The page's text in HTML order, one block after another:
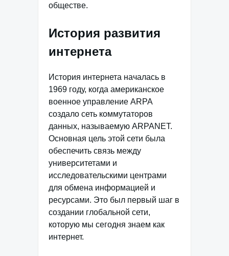
обществе.
История развития
интернета
История интернета началась в
1969 году, когда американское
военное управление ARPA
создало сеть коммутаторов
данных, называемую ARPANET.
Основная цель этой сети была
обеспечить связь между
университетами и
исследовательскими центрами
для обмена информацией и
ресурсами. Это был первый шаг в
создании глобальной сети,
которую мы сегодня знаем как
интернет.